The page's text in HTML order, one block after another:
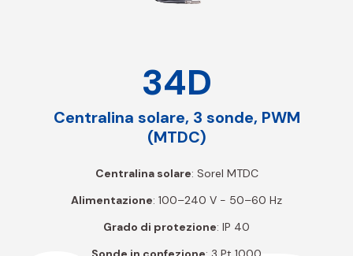
34D
Centralina solare, 3 sonde, PWM
(MTDC)
Centralina solare: Sorel MTDC
Alimentazione: 100–240 V - 50–60 Hz
Grado di protezione: IP 40